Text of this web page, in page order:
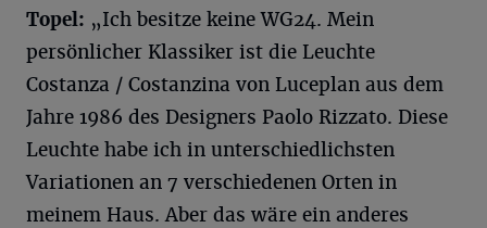
Topel: „Ich besitze keine WG24. Mein
persönlicher Klassiker ist die Leuchte
Costanza / Costanzina von Luceplan aus dem
Jahre 1986 des Designers Paolo Rizzato. Diese
Leuchte habe ich in unterschiedlichsten
Variationen an 7 verschiedenen Orten in
meinem Haus. Aber das wäre ein anderes